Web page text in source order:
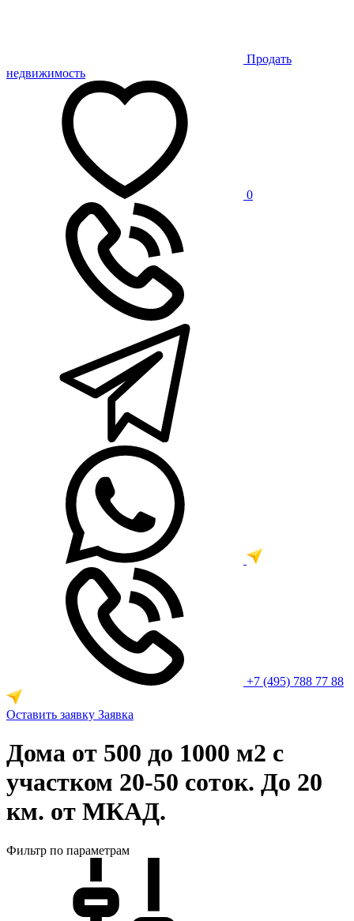
Продать
недвижимость
0
+7 (495) 788 77 88
Оставить заявку Заявка
Дома от 500 до 1000 м2 с
участком 20-50 соток. До 20
км. от МКАД.
Фильтр по параметрам